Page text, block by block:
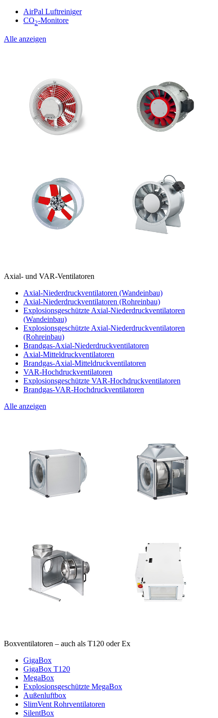
AirPal Luftreiniger
CO2-Monitore
Alle anzeigen
Axial- und VAR-Ventilatoren
Axial-Niederdruckventilatoren (Wandeinbau)
Axial-Niederdruckventilatoren (Rohreinbau)
Explosionsgeschützte Axial-Niederdruckventilatoren
(Wandeinbau)
Explosionsgeschützte Axial-Niederdruckventilatoren
(Rohreinbau)
Brandgas-Axial-Niederdruckventilatoren
Axial-Mitteldruckventilatoren
Brandgas-Axial-Mitteldruckventilatoren
VAR-Hochdruckventilatoren
Explosionsgeschützte VAR-Hochdruckventilatoren
Brandgas-VAR-Hochdruckventilatoren
Alle anzeigen
Boxventilatoren – auch als T120 oder Ex
GigaBox
GigaBox T120
MegaBox
Explosionsgeschützte MegaBox
Außenluftbox
SlimVent Rohrventilatoren
SilentBox